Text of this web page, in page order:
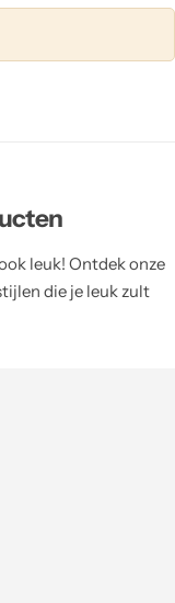
leuk! Ontdek onze
die je leuk zult